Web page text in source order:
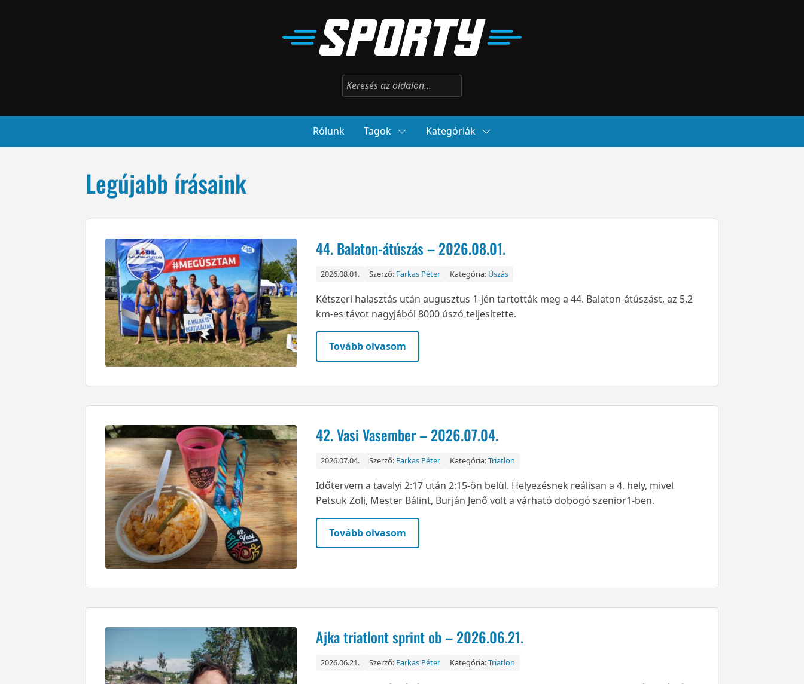
Rólunk Tagok Kategóriák
Legújabb írásaink
44. Balaton-átúszás – 2026.08.01.
2026.08.01. Szerző: Farkas Péter Kategória: Úszás
Kétszeri halasztás után augusztus 1-jén tartották meg a 44. Balaton-átúszást, az 5,2
km-es távot nagyjából 8000 úszó teljesítette.
Tovább olvasom
42. Vasi Vasember – 2026.07.04.
2026.07.04. Szerző: Farkas Péter Kategória:Triatlon
Időtervem a tavalyi 2:17 után 2:15-ön belül. Helyezésnek reálisan a 4. hely, mivel
Petsuk Zoli, Mester Bálint, Burján Jenő volt a várható dobogó szenior1-ben.
Tovább olvasom
Ajka triatlont sprint ob – 2026.06.21.
2026.06.21. Szerző: Farkas Péter Kategória:Triatlon